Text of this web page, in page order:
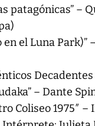
patagónicas” –
el Luna Park)”
– Dante
Coliseo 1975″ –